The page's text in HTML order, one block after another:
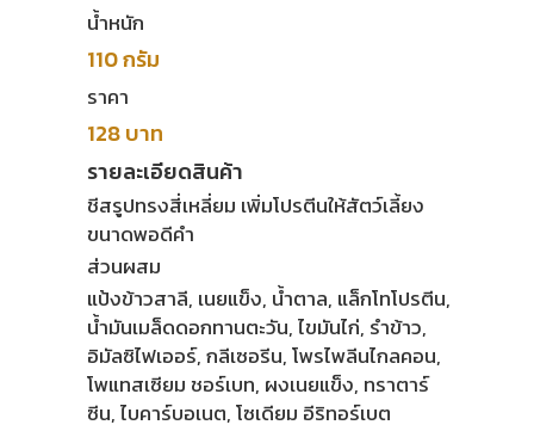
น้ำหนัก
110 กรัม
ราคา
128 บาท
รายละเอียดสินค้า
ชีสรูปทรงสี่เหลี่ยม เพิ่มโปรตีนให้สัตว์เลี้ยง
ขนาดพอดีคำ
ส่วนผสม
แป้งข้าวสาลี, เนยแข็ง, น้ำตาล, แล็กโทโปรตีน,
น้ำมันเมล็ดดอกทานตะวัน, ไขมันไก่, รำข้าว,
อิมัลซิไฟเออร์, กลีเซอรีน, โพรไพลีนไกลคอน,
โพแทสเซียม ชอร์เบท, ผงเนยแข็ง, ทราตาร์
ซีน, ไบคาร์บอเนต, โซเดียม อีริทอร์เบต